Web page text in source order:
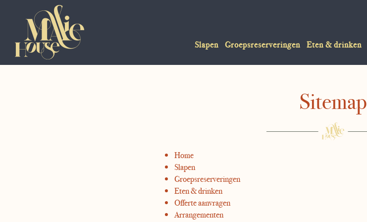
Slapen Groepsreserveringen Eten & drinken
Sitemap
Home
Slapen
Groepsreserveringen
Eten & drinken
Offerte aanvragen
Arrangementen